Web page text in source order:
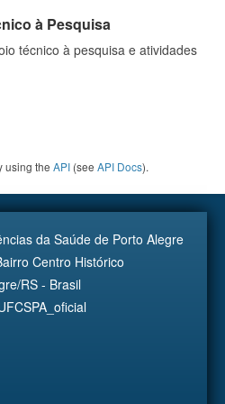
à Pesquisa
técnico à pesquisa e atividades
using the API (see API Docs).
da Saúde de Porto Alegre
Centro Histórico
RS - Brasil